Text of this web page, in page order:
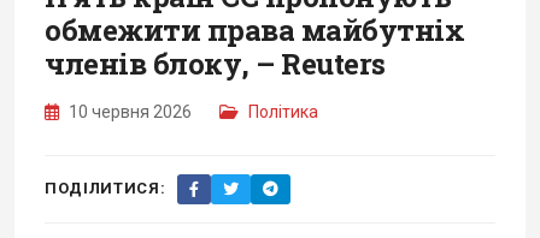
обмежити права майбутніх
членів блоку, – Reuters
10 червня 2026 Політика
ПОДІЛИТИСЯ: